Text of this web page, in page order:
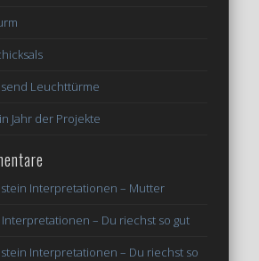
Leuchttürme
Jahr der Projekte
Interpretationen – Mutter
Interpretationen – Du riechst so gut
Interpretationen – Du riechst so